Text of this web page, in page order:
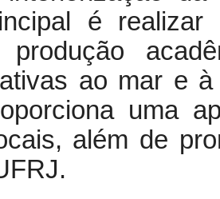
é
ao mar e
uma
além de